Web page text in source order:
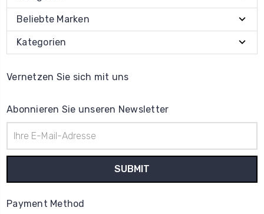
Beliebte Marken
Kategorien
Vernetzen Sie sich mit uns
Abonnieren Sie unseren Newsletter
Mail-
Adresse
Payment Method